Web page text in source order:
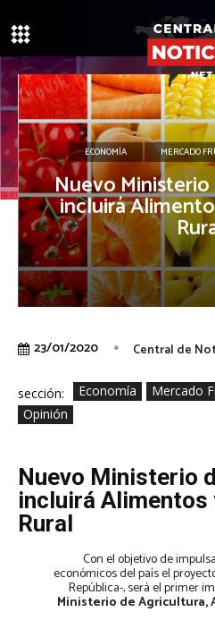
ECONOMÍA MERCADO
Nuevo
incluirá
23/01/2020 Central de
sección: Economía Mercado
Opinión
Nuevo Ministerio
incluirá Alimentos
Rural
Con el objetivo de
económicos del país el
República-, será el primer
Ministerio de Agricultura,